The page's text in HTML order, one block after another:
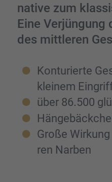
na­tive zum
Eine Verjün­gung
des mittle­ren
Kontu­rierte
kleinem
über 86.500
Große
ren Narben